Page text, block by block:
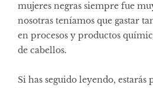
mujeres negras siempre fue
nosotras teníamos que gastar
en procesos y productos
de cabellos.
Si has seguido leyendo, estarás